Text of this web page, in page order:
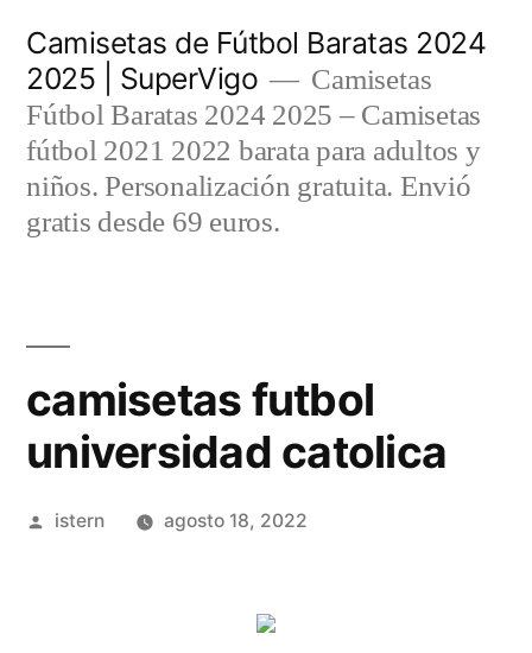
contenido
Camisetas de Fútbol Baratas 2024
2025 | SuperVigo
Camisetas
Fútbol Baratas 2024 2025 – Camisetas
fútbol 2021 2022 barata para adultos y
niños. Personalización gratuita. Envió
gratis desde 69 euros.
camisetas futbol
universidad catolica
Publicado
istern agosto 18, 2022